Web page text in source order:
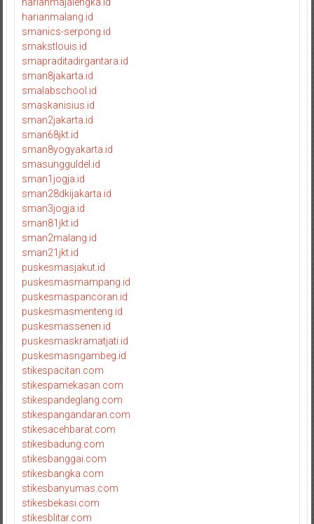
harianmalang.id
smanics-serpong.id
smakstlouis.id
smapraditadirgantara.id
sman8jakarta.id
smalabschool.id
smaskanisius.id
sman2jakarta.id
sman68jkt.id
sman8yogyakarta.id
smasungguldel.id
sman1jogja.id
sman28dkijakarta.id
sman3jogja.id
sman81jkt.id
sman2malang.id
sman21jkt.id
puskesmasjakut.id
puskesmasmampang.id
puskesmaspancoran.id
puskesmasmenteng.id
puskesmassenen.id
puskesmaskramatjati.id
puskesmasngambeg.id
stikespacitan.com
stikespamekasan.com
stikespandeglang.com
stikespangandaran.com
stikesacehbarat.com
stikesbadung.com
stikesbanggai.com
stikesbangka.com
stikesbanyumas.com
stikesbekasi.com
stikesblitar.com